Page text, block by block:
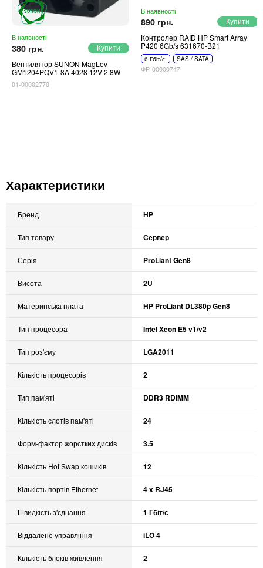
В наявності
380 грн.
Вентилятор SUNON MagLev
GM1204PQV1-8A 4028 12V 2.8W
01-00002770
В наявності
890 грн.
Контролер RAID HP Smart Array
P420 6Gb/s 631670-B21
6 Гбіт/с SAS / SATA
ФР-00000747
Характеристики
Бренд HP
Тип товару Сервер
Серія ProLiant Gen8
Висота 2U
Материнська плата HP ProLiant DL380p Gen8
Тип процесора Intel Xeon E5 v1/v2
Тип роз'єму LGA2011
Кількість процесорів 2
Тип пам'яті DDR3 RDIMM
Кількість слотів пам'яті 24
Форм-фактор жорстких дисків 3.5
Кількість Hot Swap кошиків 12
Кількість портів Ethernet 4 х RJ45
Швидкість з'єднання 1 Гбіт/с
Віддалене управління iLO 4
Кількість блоків живлення 2